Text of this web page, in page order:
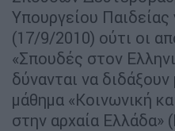
Υπουργείου
(17/9/2010) ούτι οι
«Σπουδές στον
δύνανται να
μάθημα «Κοινωνική
στην αρχαία Ελλάδα»